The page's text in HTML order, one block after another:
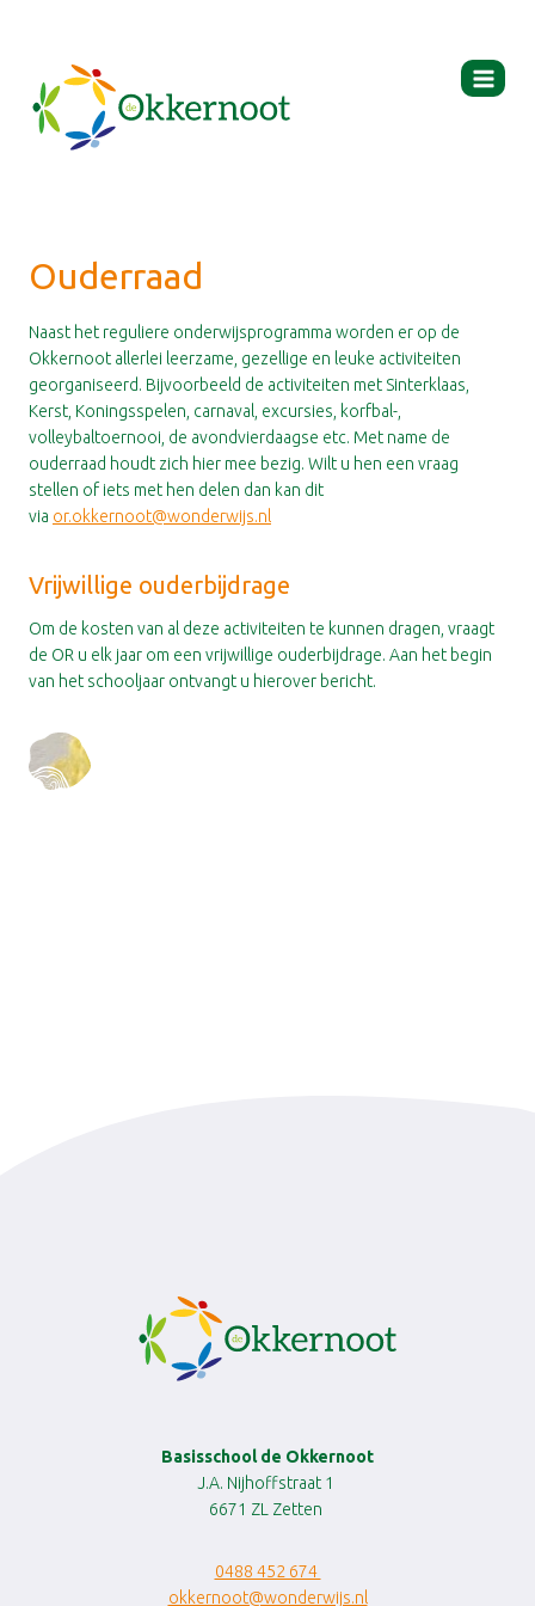
inhoud
Ouderraad
Naast het reguliere onderwijsprogramma worden er op de
Okkernoot allerlei leerzame, gezellige en leuke activiteiten
georganiseerd. Bijvoorbeeld de activiteiten met Sinterklaas,
Kerst, Koningsspelen, carnaval, excursies, korfbal-,
volleybaltoernooi, de avondvierdaagse etc. Met name de
ouderraad houdt zich hier mee bezig. Wilt u hen een vraag
stellen of iets met hen delen dan kan dit
via or.okkernoot@wonderwijs.nl
Vrijwillige ouderbijdrage
Om de kosten van al deze activiteiten te kunnen dragen, vraagt
de OR u elk jaar om een vrijwillige ouderbijdrage. Aan het begin
van het schooljaar ontvangt u hierover bericht.
Basisschool de Okkernoot
J.A. Nijhoffstraat 1
6671 ZL Zetten
0488 452 674
okkernoot@wonderwijs.nl